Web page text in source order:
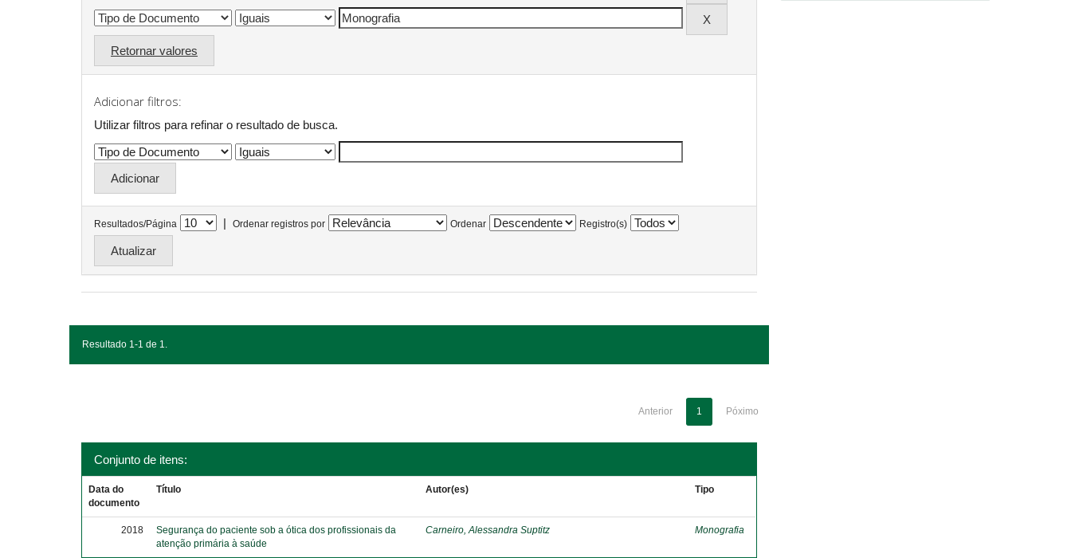
Retornar valores
Adicionar filtros:
Utilizar filtros para refinar o resultado de busca.
Resultados/Página | Ordenar registros por Ordenar Registro(s)
Resultado 1-1 de 1.
Anterior 1 Póximo
Conjunto de itens:
Data do
documento
Título Autor(es) Tipo
2018
Segurança do paciente sob a ótica dos profissionais da
atenção primária à saúde
Carneiro, Alessandra Suptitz Monografia